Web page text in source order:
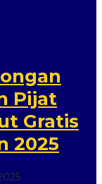
Pijat
Gratis
2025
oleh